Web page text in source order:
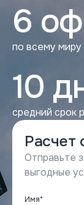
6
по всему миру
10
средний срок
Расчет
Отправьте
выгодные
Имя*